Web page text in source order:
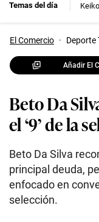
Temas del día
El Comercio · Deporte
Añadir El
Beto Da
el ‘9’ de la
Beto Da Silva
principal deuda,
enfocado en
selección.